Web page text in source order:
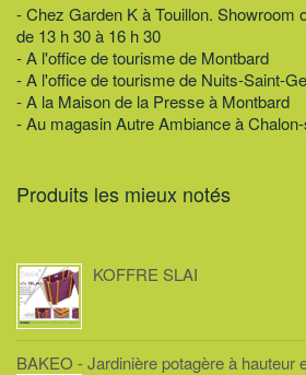
- Chez Garden K à Touillon. Showroom
de 13 h 30 à 16 h 30
- A l'office de tourisme de Montbard
- A l'office de tourisme de Nuits-Saint-
- A la Maison de la Presse à Montbard
- Au magasin Autre Ambiance à
Produits les mieux notés
KOFFRE SLAI
BAKEO - Jardinière potagère à hauteur